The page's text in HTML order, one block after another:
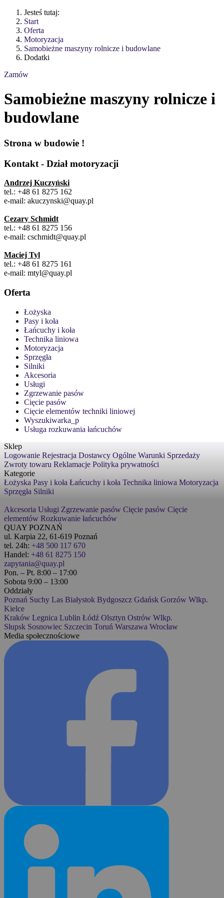
Jesteś tutaj:
Start
Oferta
Motoryzacja
Samobieżne maszyny rolnicze i budowlane
Dodatki
Zamów
Samobieżne maszyny rolnicze i
budowlane
Strona w budowie !
Kontakt - Dział motoryzacji
Andrzej Kuczyński
tel.: +48 61 8275 162
e-mail: akuczynski@quay.pl
Cezary Schmidt
tel.: +48 61 8275 156
e-mail: cschmidt@quay.pl
Maciej Tyl
tel.: +48 61 8275 161
e-mail: mtyl@quay.pl
Oferta
Łożyska
Pasy i koła
Łańcuchy i koła
Technika liniowa
Motoryzacja
Sprzęgła
Silniki
Akcesoria
Usługi
Zgrzewanie pasów
Cięcie pasów
Cięcie elementów techniki liniowej
Wyszukiwarka_p
Usługa rozkuwania łańcuchów
Sklep
Logowanie Rejestracja Dostawcy Ogólne Warunki Sprzedaży
Zwroty towaru Reklamacje Polityka prywatności
Kategorie
Łożyska Pasy i koła Łańcuchy i koła Technika liniowa Motoryzacja
Sprzęgła Silniki
Akcesoria Usługi Zgrzewanie pasów Cięcie pasów Cięcie
elementów Rozkuwanie łańcuchów
QUAY POZNAŃ
ul. Karpia 22, 61-619 Poznań
tel. 24h: +48 500 117 670
Handel: +48 61 8275 150
zapytania@quay.pl
Pon. – Pt. 8:00 – 17:00
Sobota 9:00 – 13:00
Oddziały
Poznań Suchy Las Białystok Bydgoszcz Gdańsk Gorzów Wlkp.
Kielce
Kraków Legnica Lublin Łódź Olsztyn Ostrów Wlkp.
Słupsk Sosnowiec Szczecin Toruń Warszawa Wrocław
Media społecznościowe